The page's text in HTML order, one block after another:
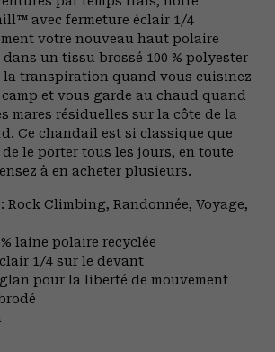
avec fermeture éclair 1/4
votre nouveau haut polaire
un tissu brossé 100 % polyester
la transpiration quand vous cuisinez
et vous garde au chaud quand
mares résiduelles sur la côte de la
Ce chandail est si classique que
le porter tous les jours, en toute
à en acheter plusieurs.
Climbing, Randonnée, Voyage,
laine polaire recyclée
1/4 sur le devant
pour la liberté de mouvement